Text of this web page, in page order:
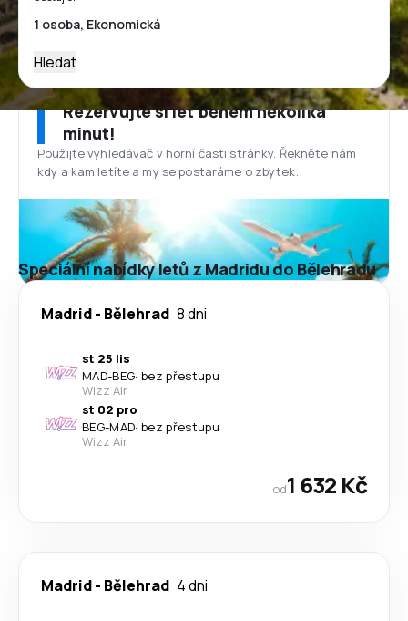
Hledat
Rezervujte si let během několika
minut!
Použijte vyhledávač v horní části stránky. Řekněte nám
kdy a kam letíte a my se postaráme o zbytek.
Speciální nabídky letů z Madridu do Bělehradu
Madrid- Bělehrad 8 dni
st 25 lis
MAD-BEG· bez přestupu
Wizz Air
st 02 pro
BEG-MAD· bez přestupu
Wizz Air
od1 632 Kč
Madrid- Bělehrad 4 dni